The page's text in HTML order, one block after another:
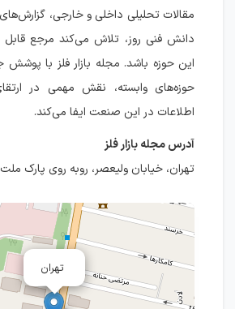
مقالات تحلیلی داخلی و خارجی،
دانش فنی روز، تلاش می‌کند مرجع قابل
این حوزه باشد. مجله بازار فلز با
حوزه‌های وابسته، نقش مهمی در
اطلاعات در این صنعت ایفا می‌کند.
آدرس مجله بازار فلز
تهران، خیابان ولیعصر، روبه روی پارک ملت،
تهران